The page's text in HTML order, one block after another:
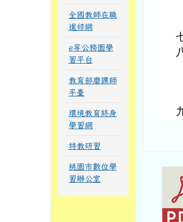
全國教師在職
進修網
e等公務園學
習平台
教育部磨課師
平臺
環境教育終身
學習網
特教研習
桃園市數位學
習辦公室